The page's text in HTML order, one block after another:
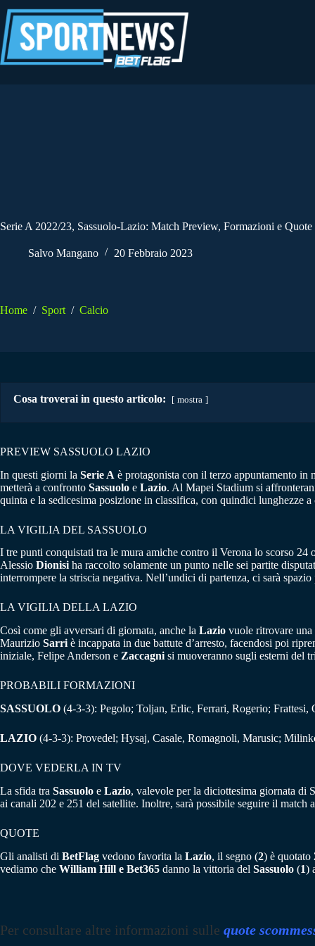
al
contenuto
Serie A 2022/23, Sassuolo-Lazio: Match Preview, Formazioni e Quote
Salvo Mangano 20 Febbraio 2023
Home / Sport / Calcio
Cosa troverai in questo articolo: mostra
PREVIEW SASSUOLO LAZIO
In questi giorni la Serie A è protagonista con il terzo appuntamento in
metterà a confronto Sassuolo e Lazio. Al Mapei Stadium si
quinta e la sedicesima posizione in classifica, con quindici lunghezze
LA VIGILIA DEL SASSUOLO
I tre punti conquistati tra le mura amiche contro il Verona lo scorso
Alessio Dionisiha raccolto solamente un punto nelle sei partite
interrompere la striscia negativa. Nell’undici di partenza, ci sarà
LA VIGILIA DELLA LAZIO
Così come gli avversari di giornata, anche la Lazio vuole ritrovare una
Maurizio Sarri è incappata in due battute d’arresto, facendosi poi
iniziale, Felipe Anderson e Zaccagni si muoveranno sugli esterni del
PROBABILI FORMAZIONI
SASSUOLO (4-3-3): Pegolo; Toljan, Erlic, Ferrari, Rogerio;
LAZIO (4-3-3): Provedel; Hysaj, Casale, Romagnoli, Marusic;
DOVE VEDERLA IN TV
La sfida tra Sassuolo e Lazio, valevole per la diciottesima giornata di
ai canali 202 e 251 del satellite. Inoltre, sarà possibile seguire il
QUOTE
Gli analisti di BetFlag vedono favorita la Lazio, il segno (2) è quotato
vediamo che William Hill e Bet365 danno la vittoria del Sassuolo (1)
Per consultare altre informazioni sulle quote